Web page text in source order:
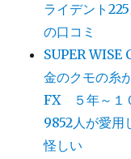
ライデント
の口コミ
SUPER WISE
金のクモの糸
FX ５年～１
9852人が愛
怪しい